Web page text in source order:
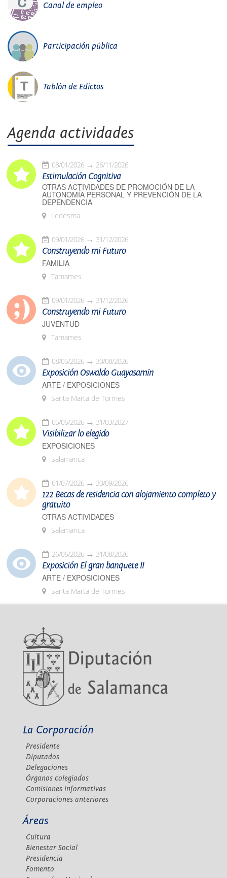
Canal de empleo
Participación pública
Tablón de Edictos
Agenda actividades
08/01/2026 26/11/2026
Estimulación Cognitiva
OTRAS ACTIVIDADES DE PROMOCIÓN DE LA
AUTONOMÍA PERSONAL Y PREVENCIÓN DE LA
DEPENDENCIA
Ledesma
09/01/2026 31/12/2026
Construyendo mi Futuro
FAMILIA
Tamames
09/01/2026 31/12/2026
Construyendo mi Futuro
JUVENTUD
Tamames
08/05/2026 30/08/2026
Exposición Oswaldo Guayasamín
ARTE / EXPOSICIONES
Santa Marta de Tormes
05/06/2026 31/03/2027
Visibilizar lo elegido
EXPOSICIONES
Salamanca
01/07/2026 30/09/2026
122 Becas de residencia con alojamiento completo y
gratuito
OTRAS ACTIVIDADES
Salamanca
26/06/2026 31/08/2026
Exposición El gran banquete II
ARTE / EXPOSICIONES
Santa Marta de Tormes
La Corporación
Presidente
Diputados
Delegaciones
Órganos colegiados
Comisiones informativas
Corporaciones anteriores
Áreas
Cultura
Bienestar Social
Presidencia
Fomento